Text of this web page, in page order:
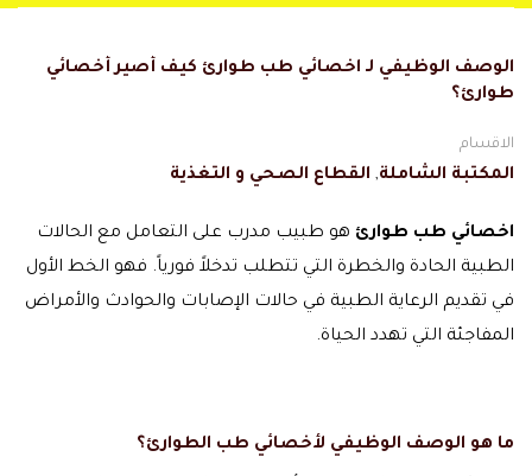
الوصف الوظيفي لـ اخصائي طب طوارئ كيف أصير أخصائي
طوارئ؟
الاقسام
المكتبة الشاملة, القطاع الصحي و التغذية
اخصائي طب طوارئ هو طبيب مدرب على التعامل مع الحالات
الطبية الحادة والخطرة التي تتطلب تدخلاً فورياً. فهو الخط الأول
في تقديم الرعاية الطبية في حالات الإصابات والحوادث والأمراض
المفاجئة التي تهدد الحياة.
ما هو الوصف الوظيفي لأخصائي طب الطوارئ؟